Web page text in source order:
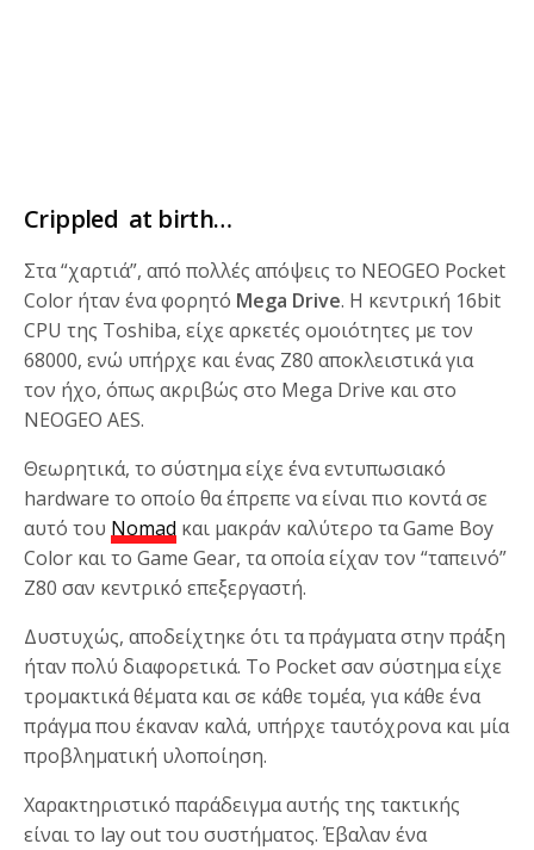
Crippled at birth…
Στα “χαρτιά”, από πολλές απόψεις το NEOGEO Pocket
Color ήταν ένα φορητό Mega Drive. Η κεντρική 16bit
CPU της Toshiba, είχε αρκετές ομοιότητες με τον
68000, ενώ υπήρχε και ένας Z80 αποκλειστικά για
τον ήχο, όπως ακριβώς στο Mega Drive και στο
NEOGEO AES.
Θεωρητικά, το σύστημα είχε ένα εντυπωσιακό
hardware το οποίο θα έπρεπε να είναι πιο κοντά σε
αυτό του Nomad και μακράν καλύτερο τα Game Boy
Color και το Game Gear, τα οποία είχαν τον “ταπεινό”
Z80 σαν κεντρικό επεξεργαστή.
Δυστυχώς, αποδείχτηκε ότι τα πράγματα στην πράξη
ήταν πολύ διαφορετικά. Το Pocket σαν σύστημα είχε
τρομακτικά θέματα και σε κάθε τομέα, για κάθε ένα
πράγμα που έκαναν καλά, υπήρχε ταυτόχρονα και μία
προβληματική υλοποίηση.
Χαρακτηριστικό παράδειγμα αυτής της τακτικής
είναι το lay out του συστήματος. Έβαλαν ένα